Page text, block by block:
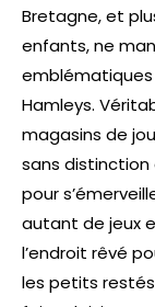
Bretagne, et
enfants, ne
Hamleys.
magasins de
sans distinction
pour
autant de jeux
l’endroit rêvé
les petits